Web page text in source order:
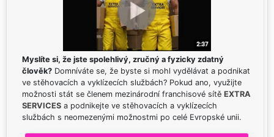
Myslíte si, že jste spolehlivý, zručný a fyzicky zdatný
člověk? Domníváte se, že byste si mohl vydělávat a podnikat
ve stěhovacích a vyklízecích službách? Pokud ano, využijte
možnosti stát se členem mezinárodní franchisové sítě EXTRA
SERVICES a podnikejte ve stěhovacích a vyklízecích
službách s neomezenými možnostmi po celé Evropské unii.